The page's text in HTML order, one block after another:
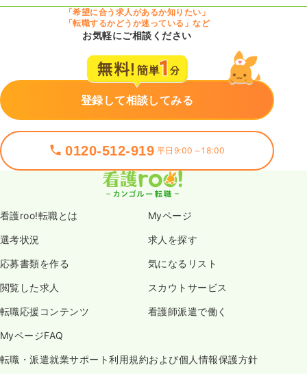
「希望に合う求人があるか知りたい」
「転職するかどうか迷っている」など
お気軽にご相談ください
登録して相談してみる
0120-512-919 平日9:00～18:00
看護roo!転職とは Myページ
選考状況 求人を探す
応募書類を作る 気になるリスト
閲覧した求人 スカウトサービス
転職応援コンテンツ 看護師派遣で働く
MyページFAQ
転職・派遣就業サポート利用規約および個人情報保護方針